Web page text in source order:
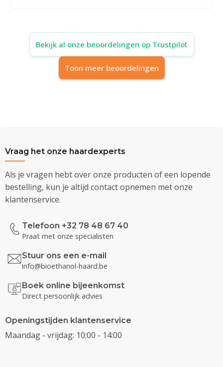
Bekijk al onze beoordelingen op Trustpilot
Toon meer beoordelingen
Vraag het onze haardexperts
Als je vragen hebt over onze producten of een lopende
bestelling, kun je altijd contact opnemen met onze
klantenservice.
Telefoon +32 78 48 67 40
Praat met onze specialisten
Stuur ons een e-mail
info@bioethanol-haard.be
Boek online bijeenkomst
Direct persoonlijk advies
Openingstijden klantenservice
Maandag - vrijdag: 10:00 - 14:00